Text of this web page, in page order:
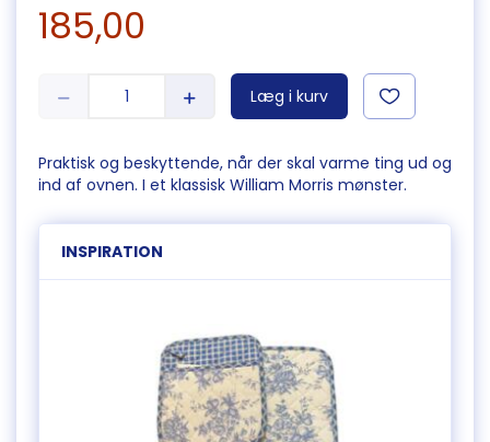
185,00
Læg i kurv
Praktisk og beskyttende, når der skal varme ting ud og
ind af ovnen. I et klassisk William Morris mønster.
INSPIRATION